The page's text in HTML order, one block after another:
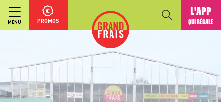
MENU PROMOS
L'APP
QUI RÉGALE